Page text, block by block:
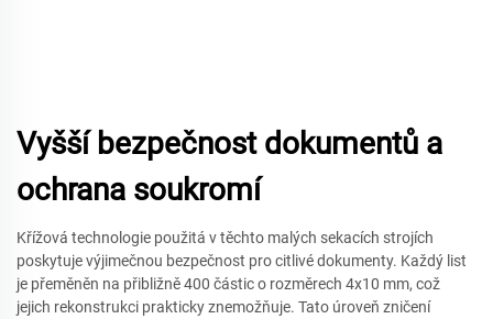
Vyšší bezpečnost dokumentů a
ochrana soukromí
Křížová technologie použitá v těchto malých sekacích strojích
poskytuje výjimečnou bezpečnost pro citlivé dokumenty. Každý list
je přeměněn na přibližně 400 částic o rozměrech 4x10 mm, což
jejich rekonstrukci prakticky znemožňuje. Tato úroveň zničení